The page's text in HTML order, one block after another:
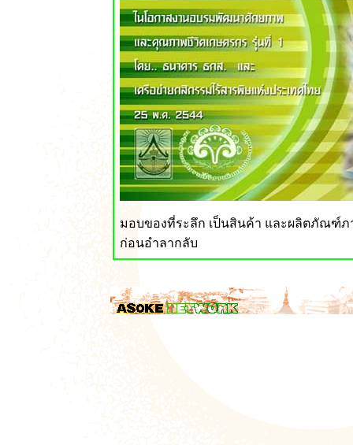
มอบของที่ระลึก เป็นสินค้า และผลิตภัณฑ์
ก่อนอำลากลับ